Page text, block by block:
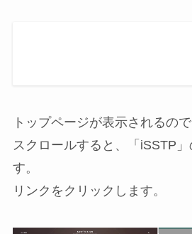
トップページが表示されるの
スクロールすると、「iSSTP
す。
リンクをクリックします。